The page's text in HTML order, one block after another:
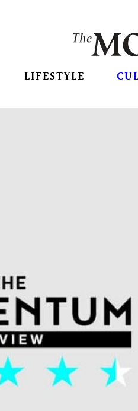
LIFESTYLE